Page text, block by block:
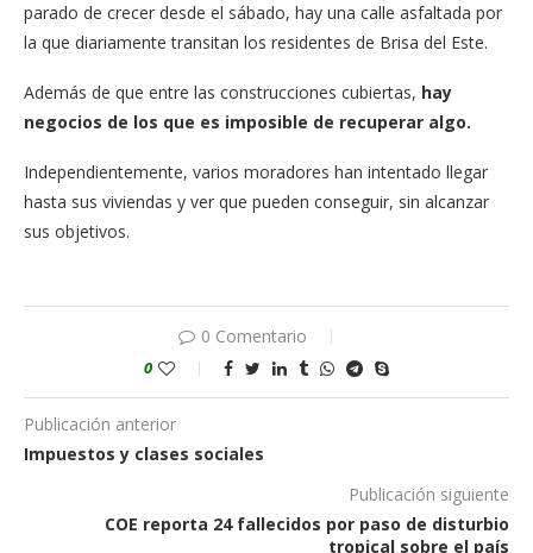
parado de crecer desde el sábado, hay una calle asfaltada por
la que diariamente transitan los residentes de Brisa del Este.
Además de que entre las construcciones cubiertas, hay
negocios de los que es imposible de recuperar algo.
Independientemente, varios moradores han intentado llegar
hasta sus viviendas y ver que pueden conseguir, sin alcanzar
sus objetivos.
0 Comentario
0
Publicación anterior
Impuestos y clases sociales
Publicación siguiente
COE reporta 24 fallecidos por paso de disturbio
tropical sobre el país